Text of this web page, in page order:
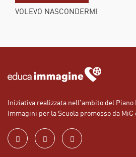
VOLEVO NASCONDERMI
Iniziativa realizzata nell’ambito del Piano
Immagini per la Scuola promosso da MiC